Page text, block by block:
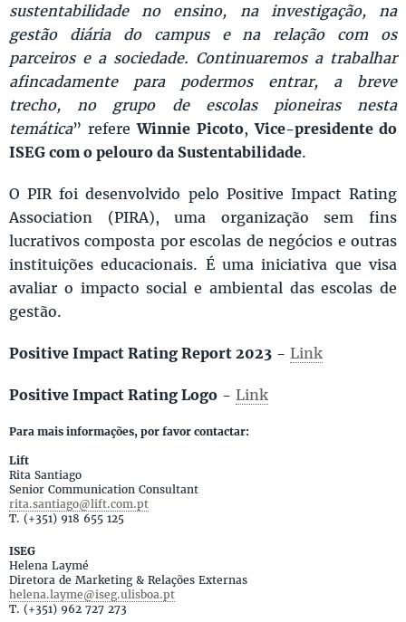
sustentabilidade no ensino, na investigação, na
gestão diária do campus e na relação com os
parceiros e a sociedade. Continuaremos a trabalhar
afincadamente para podermos entrar, a breve
trecho, no grupo de escolas pioneiras nesta
temática” refereWinnie Picoto,Vice-presidente do
ISEG com o pelouro da Sustentabilidade.
O PIR foi desenvolvido pelo Positive Impact Rating
Association (PIRA), uma organização sem fins
lucrativos composta por escolas de negócios e outras
instituições educacionais. É uma iniciativa que visa
avaliar o impacto social e ambiental das escolas de
gestão.
Positive Impact Rating Report 2023 - Link
Positive Impact Rating Logo - Link
Para mais informações, por favor contactar:
Lift
Rita Santiago
Senior Communication Consultant
rita.santiago@lift.com.pt
T. (+351) 918 655 125
ISEG
Helena Laymé
Diretora de Marketing & Relações Externas
helena.layme@iseg.ulisboa.pt
T. (+351) 962 727 273